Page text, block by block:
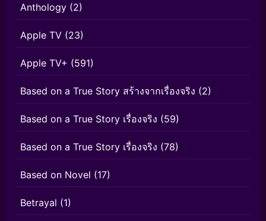
Anthology (2)
Apple TV (23)
Apple TV+ (591)
Based on a True Story สร้างจากเรื่องจริง (2)
Based on a True Story เรื่องจริง (59)
Based on a True Story เรื่องจริง (78)
Based on Novel (17)
Betrayal (1)